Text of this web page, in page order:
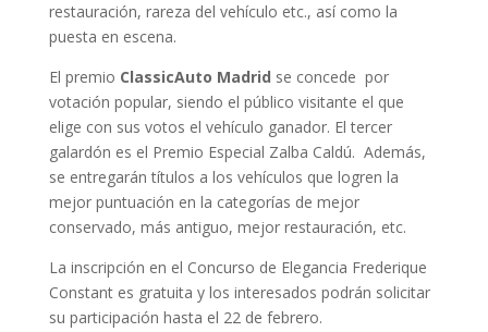
restauración, rareza del vehículo etc., así como la
puesta en escena.
El premio ClassicAuto Madrid se concede por
votación popular, siendo el público visitante el que
elige con sus votos el vehículo ganador. El tercer
galardón es el Premio Especial Zalba Caldú. Además,
se entregarán títulos a los vehículos que logren la
mejor puntuación en la categorías de mejor
conservado, más antiguo, mejor restauración, etc.
La inscripción en el Concurso de Elegancia Frederique
Constant es gratuita y los interesados podrán solicitar
su participación hasta el 22 de febrero.